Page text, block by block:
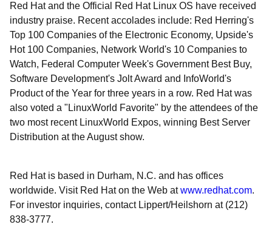
Red Hat and the Official Red Hat Linux OS have received
industry praise. Recent accolades include: Red Herring's
Top 100 Companies of the Electronic Economy, Upside's
Hot 100 Companies, Network World's 10 Companies to
Watch, Federal Computer Week's Government Best Buy,
Software Development's Jolt Award and InfoWorld's
Product of the Year for three years in a row. Red Hat was
also voted a "LinuxWorld Favorite" by the attendees of the
two most recent LinuxWorld Expos, winning Best Server
Distribution at the August show.
Red Hat is based in Durham, N.C. and has offices
worldwide. Visit Red Hat on the Web atwww.redhat.com.
For investor inquiries, contact Lippert/Heilshorn at (212)
838-3777.